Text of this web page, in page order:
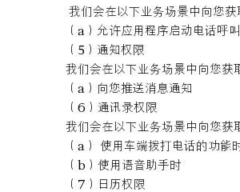
我们会在以下业务场景中向您获
（a）允许应用程序启动电话呼
（5）通知权限
我们会在以下业务场景中向您获
（a）向您推送消息通知
（6）通讯录权限
我们会在以下业务场景中向您获
（a） 使用车端拨打电话的功能
（b）使用语音助手时
（7）日历权限